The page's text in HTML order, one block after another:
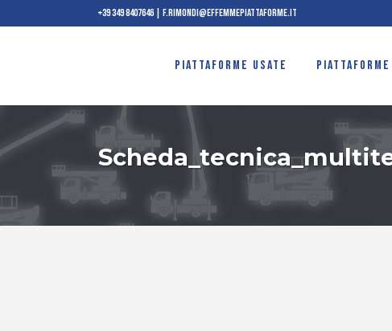
+39 349 8407646| f.rimondi@effemmepiattaforme.it
PIATTAFORME USATE